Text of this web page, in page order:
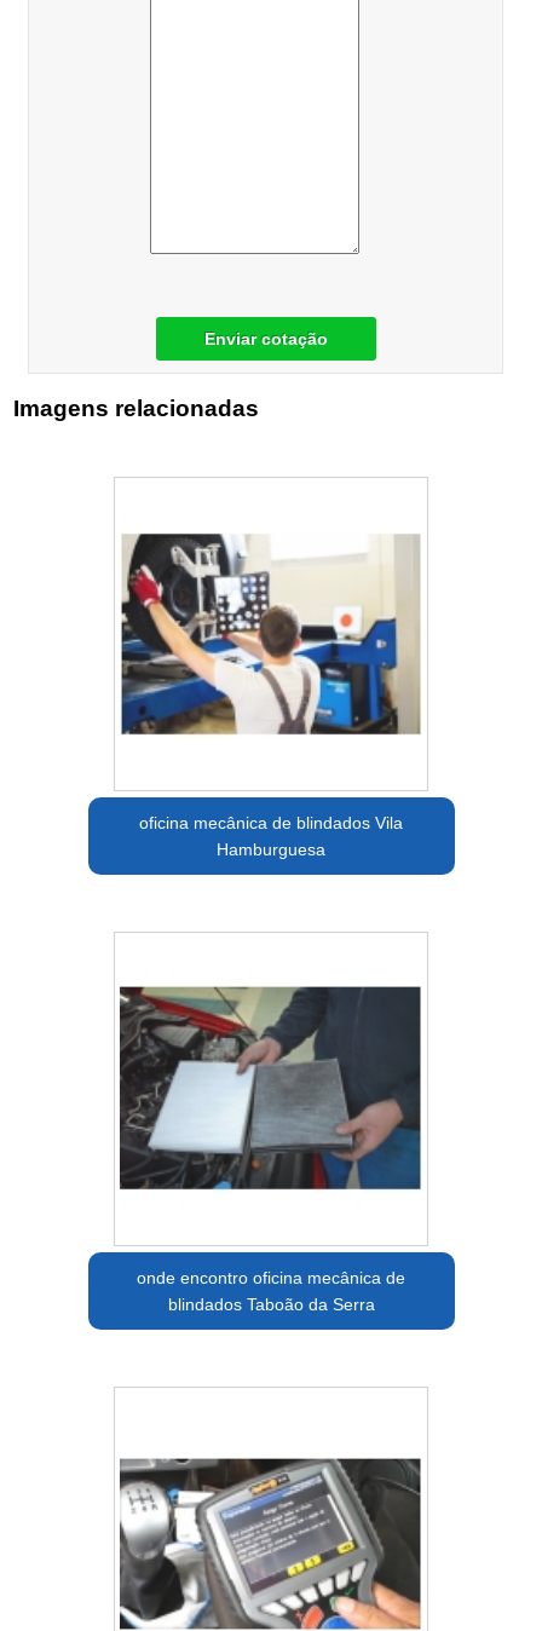
Enviar cotação
Imagens relacionadas
oficina mecânica de blindados Vila
Hamburguesa
onde encontro oficina mecânica de
blindados Taboão da Serra